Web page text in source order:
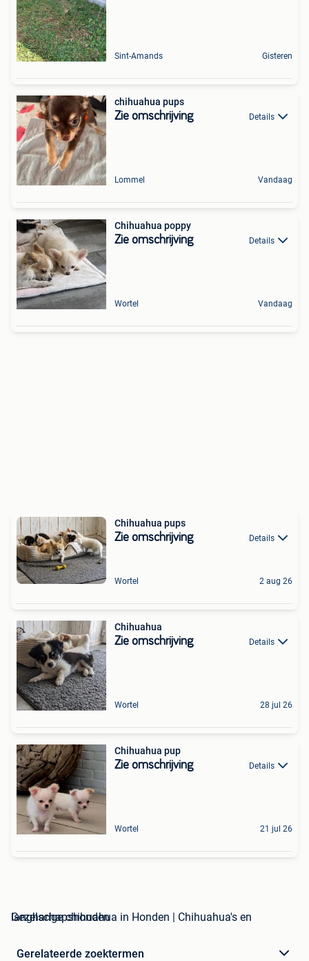
Sint-Amands Gisteren
chihuahua pups
Zie omschrijving Details
Lommel Vandaag
Chihuahua poppy
Zie omschrijving Details
Wortel Vandaag
Chihuahua pups
Zie omschrijving Details
Wortel 2 aug 26
Chihuahua
Zie omschrijving Details
Wortel 28 jul 26
Chihuahua pup
Zie omschrijving Details
Wortel 21 jul 26
langharige chihuahua in Honden | Chihuahua's en Gezelschapshonden
Gerelateerde zoektermen